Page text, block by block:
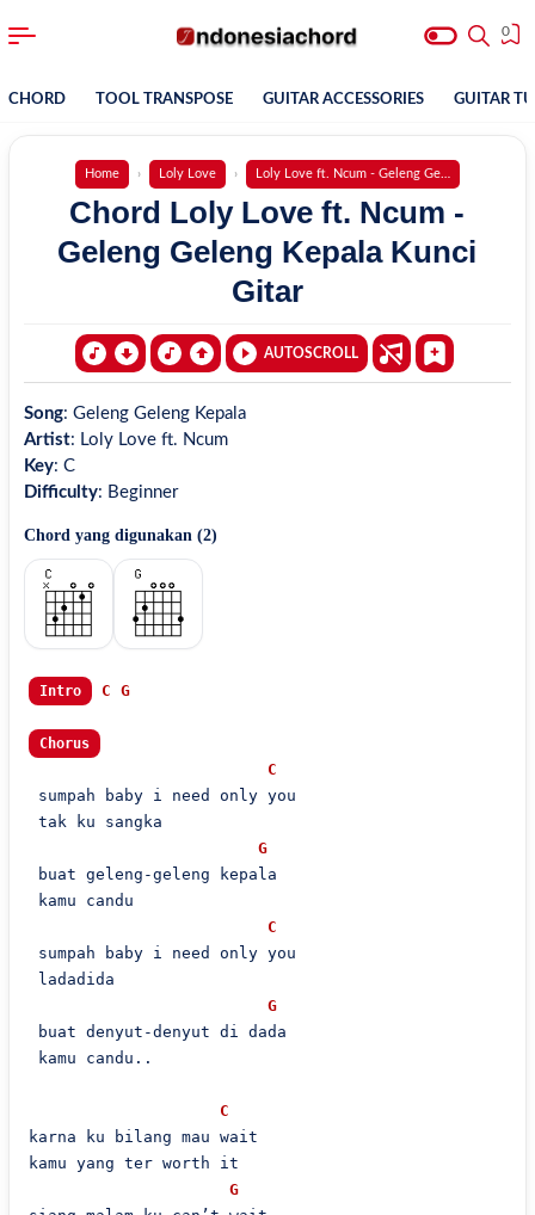
0
CHORD TOOL TRANSPOSE GUITAR ACCESSORIES GUITAR
Home Loly Love Loly Love ft. Ncum - Geleng Geleng Kepala
Chord Loly Love ft. Ncum -
Geleng Geleng Kepala Kunci
Gitar
AUTOSCROLL
Song: Geleng Geleng Kepala
Artist: Loly Love ft. Ncum
Key: C
Difficulty: Beginner
Chord yang digunakan (2)
Intro C G
Chorus
C
sumpah baby i need only you
tak ku sangka
G
buat geleng-geleng kepala
kamu candu
C
sumpah baby i need only you
ladadida
G
buat denyut-denyut di dada
kamu candu..
C
karna ku bilang mau wait
kamu yang ter worth it
G